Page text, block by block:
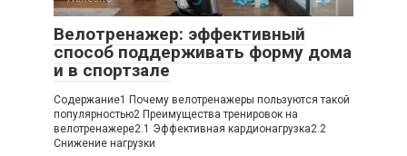
Велотренажер: эффективный
способ поддерживать форму дома
и в спортзале
Содержание1 Почему велотренажеры пользуются такой
популярностью2 Преимущества тренировок на
велотренажере2.1 Эффективная кардионагрузка2.2
Снижение нагрузки